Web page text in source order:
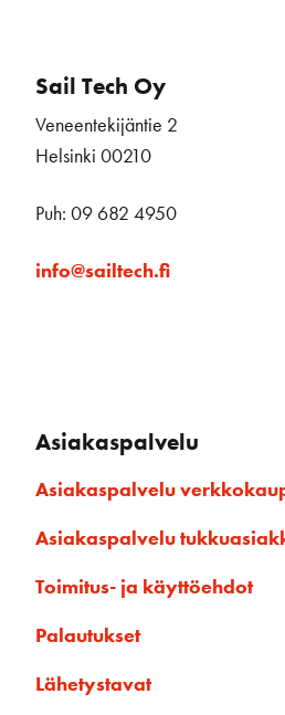
Sail Tech Oy
Veneentekijäntie 2
Helsinki 00210
Puh: 09 682 4950
info@sailtech.fi
Asiakaspalvelu
Asiakaspalvelu
Asiakaspalvelu
Toimitus- ja käyttöehdot
Palautukset
Lähetystavat